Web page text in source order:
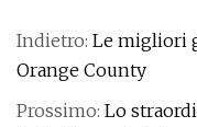
Indietro: Le migliori
Orange County
Prossimo: Lo